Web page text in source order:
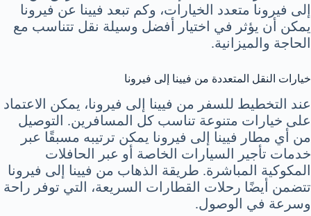
إلى فيرونا متعدد الخيارات، وكم تبعد فيينا عن فيرونا
يمكن أن يؤثر في اختيار أفضل وسيلة نقل تتناسب مع
الحاجة والميزانية.
خيارات النقل المتعددة من فيينا إلى فيرونا
عند التخطيط للسفر من فيينا إلى فيرونا، يمكن الاعتماد
على خيارات متنوعة تناسب كل المسافرين. التوصيل
من أي مطار فيينا إلى فيرونا يمكن ترتيبه مسبقًا عبر
خدمات تأجير السيارات الخاصة أو عبر الحافلات
المكوكية المباشرة. طريقة الذهاب من فيينا إلى فيرونا
تتضمن أيضًا رحلات القطارات السريعة، التي توفر راحة
وسرعة في الوصول.